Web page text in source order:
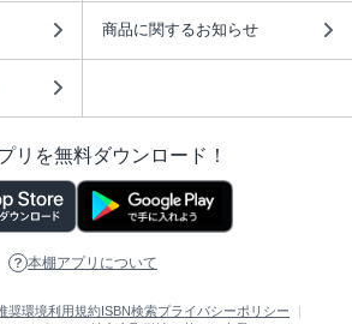
商品に関するお知らせ
リを無料ダウンロード！
本棚アプリについて
奨環境利用規約ISBN検索プライバシーポリシー